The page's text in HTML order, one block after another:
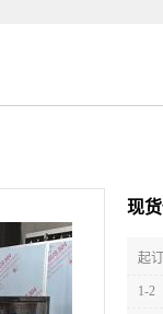
现
起
1-2